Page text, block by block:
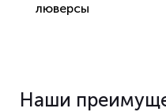
люверсы
Наши